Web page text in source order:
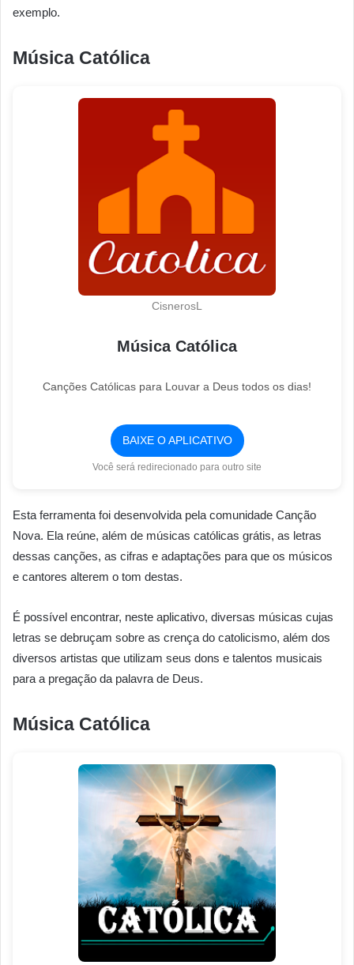
exemplo.
Música Católica
CisnerosL
Música Católica
Canções Católicas para Louvar a Deus todos os dias!
BAIXE O APLICATIVO
Você será redirecionado para outro site
Esta ferramenta foi desenvolvida pela comunidade Canção
Nova. Ela reúne, além de músicas católicas grátis, as letras
dessas canções, as cifras e adaptações para que os músicos
e cantores alterem o tom destas.
É possível encontrar, neste aplicativo, diversas músicas cujas
letras se debruçam sobre as crença do catolicismo, além dos
diversos artistas que utilizam seus dons e talentos musicais
para a pregação da palavra de Deus.
Música Católica